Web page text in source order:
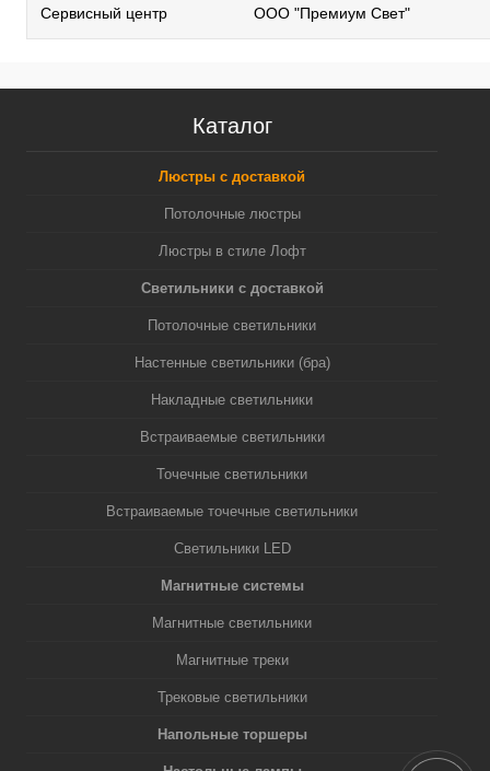
Сервисный центр ООО "Премиум Свет"
Каталог
Люстры с доставкой
Потолочные люстры
Люстры в стиле Лофт
Светильники с доставкой
Потолочные светильники
Настенные светильники (бра)
Накладные светильники
Встраиваемые светильники
Точечные светильники
Встраиваемые точечные светильники
Светильники LED
Магнитные системы
Магнитные светильники
Магнитные треки
Трековые светильники
Напольные торшеры